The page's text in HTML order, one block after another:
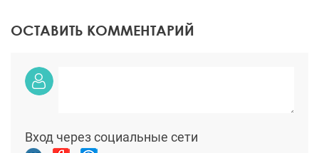
ОСТАВИТЬ КОММЕНТАРИЙ
Вход через социальные сети